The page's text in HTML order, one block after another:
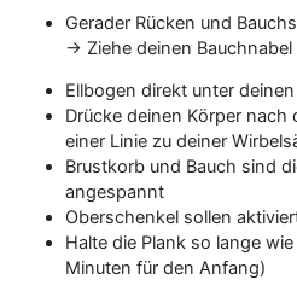
Gerader Rücken und
→ Ziehe deinen
Ellbogen direkt unter
Drücke deinen Körper
einer Linie zu deiner
Brustkorb und Bauch sind
angespannt
Oberschenkel sollen
Halte die Plank so lange
Minuten für den Anfang)